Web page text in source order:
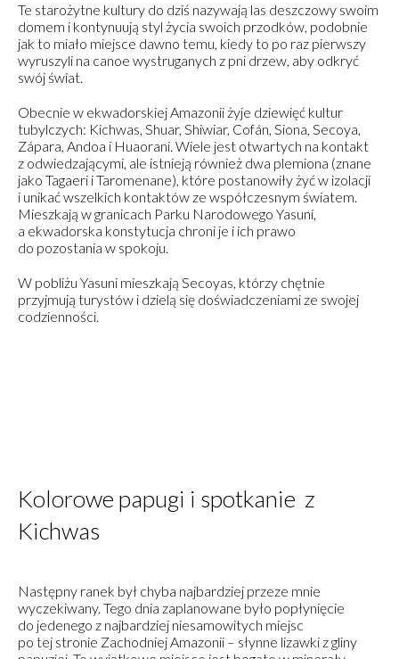
Te starożytne kultury do dziś nazywają las deszczowy swoim
domem i kontynuują styl życia swoich przodków, podobnie
jak to miało miejsce dawno temu, kiedy to po raz pierwszy
wyruszyli na canoe wystruganych z pni drzew, aby odkryć
swój świat.
Obecnie w ekwadorskiej Amazonii żyje dziewięć kultur
tubylczych: Kichwas, Shuar, Shiwiar, Cofán, Siona, Secoya,
Zápara, Andoa i Huaorani. Wiele jest otwartych na kontakt
z odwiedzającymi, ale istnieją również dwa plemiona (znane
jako Tagaeri i Taromenane), które postanowiły żyć w izolacji
i unikać wszelkich kontaktów ze współczesnym światem.
Mieszkają w granicach Parku Narodowego Yasuní,
a ekwadorska konstytucja chroni je i ich prawo
do pozostania w spokoju.
W pobliżu Yasuni mieszkają Secoyas, którzy chętnie
przyjmują turystów i dzielą się doświadczeniami ze swojej
codzienności.
Kolorowe papugi i spotkanie z
Kichwas
Następny ranek był chyba najbardziej przeze mnie
wyczekiwany. Tego dnia zaplanowane było popłynięcie
do jedenego z najbardziej niesamowitych miejsc
po tej stronie Zachodniej Amazonii – słynne lizawki z gliny